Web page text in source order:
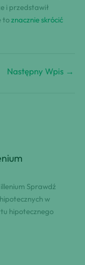
i przedstawił
toznacznie skrócić
Następny Wpis →
Sprawdź
w
hipotecznego